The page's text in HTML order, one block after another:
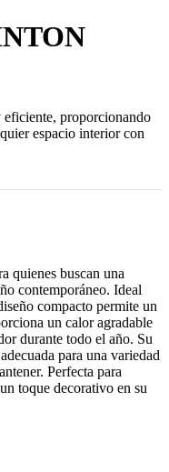
proporcionando
espacio interior con
quienes buscan una
contemporáneo. Ideal
compacto permite un
un calor agradable
durante todo el año. Su
para una variedad
Perfecta para
toque decorativo en su